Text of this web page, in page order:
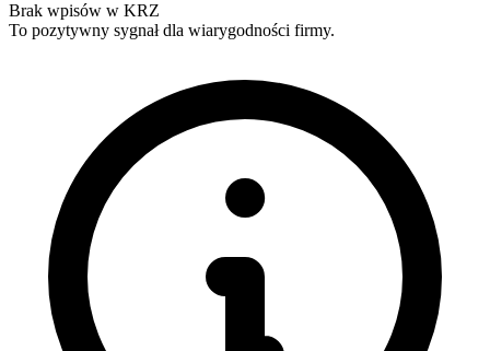
Brak wpisów w KRZ
To pozytywny sygnał dla wiarygodności firmy.